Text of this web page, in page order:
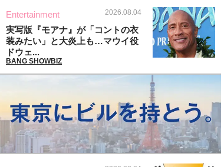
Entertainment 2026.08.04
実写版『モアナ』が「コントの衣
装みたい」と大炎上も…マウイ役
ドウェ...
BANG SHOWBIZ